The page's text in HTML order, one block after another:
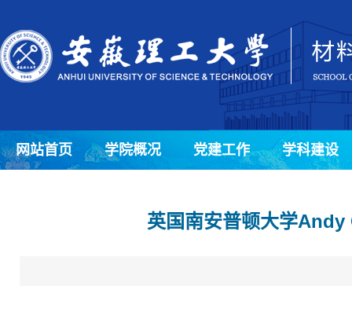
网站首页 学院概况 党建工作 学科建设
英国南安普顿大学